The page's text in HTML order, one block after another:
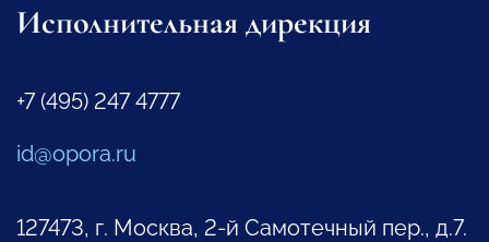
Исполнительная дирекция
+7 (495) 247 4777
id@opora.ru
127473, г. Москва, 2-й Самотечный пер., д.7.